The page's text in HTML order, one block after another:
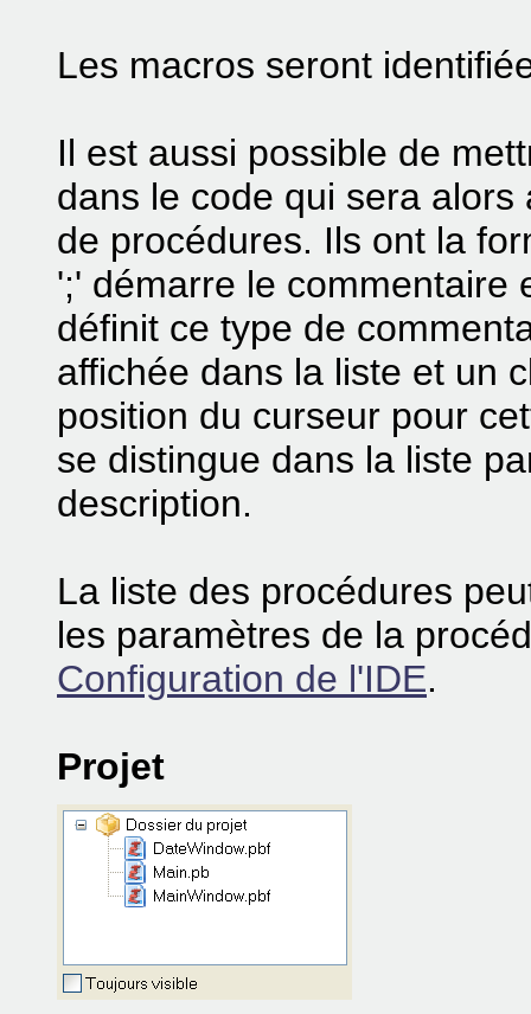
Les macros seront
Il est aussi possible de
dans le code qui sera
de procédures. Ils ont la
';' démarre le commentaire
définit ce type de
affichée dans la liste et un
position du curseur pour
se distingue dans la liste
description.
La liste des procédures
les paramètres de la
Configuration de l'IDE.
Projet